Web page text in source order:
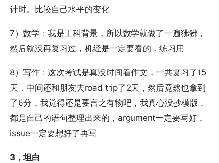
计时。比较自己水平的变化
7）数学：我是工科背景，所以数学就做了一遍狒狒，
然后就没再复习过，机经是一定要看的，练习用
8）写作：这次考试是真没时间看作文，一共复习了15
天，中间还和朋友去road trip了2天，然后竟然也拿到
了6分，我觉得还是要言之有物吧，我真心没抄模版，
都是自己的语句整理出来的，argument一定要写好，
issue一定要想好了再写
3，坦白